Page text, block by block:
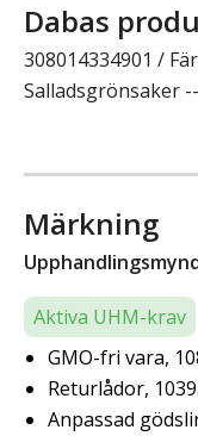
Dabas
308014334901 /
Salladsgrönsaker
Märkning
Aktiva UHM-krav
GMO-fri vara,
Returlådor,
Anpassad